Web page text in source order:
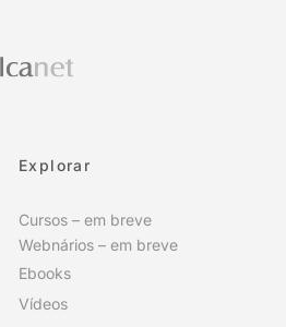
Explorar
Cursos – em breve
Webnários – em breve
Ebooks
Vídeos